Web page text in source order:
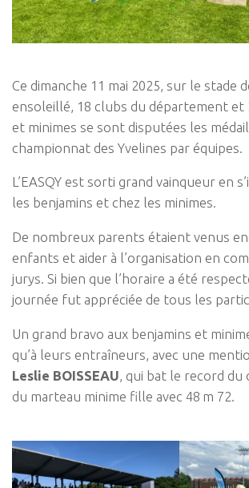
Ce dimanche 11 mai 2025, sur le stade
ensoleillé, 18 clubs du département et
et minimes se sont disputées les
championnat des Yvelines par équipes.
L’EASQY est sorti grand vainqueur en
les benjamins et chez les minimes.
De nombreux parents étaient venus
enfants et aider à l’organisation en
jurys. Si bien que l’horaire a été
journée fut appréciée de tous les
Un grand bravo aux benjamins et
qu’à leurs entraîneurs, avec une
Leslie BOISSEAU, qui bat le record du
du marteau minime fille avec 48 m 72.